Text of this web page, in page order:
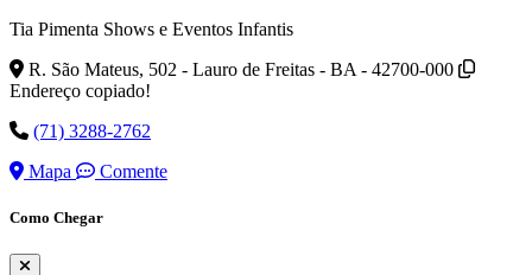
Tia Pimenta Shows e Eventos Infantis
R. São Mateus, 502 - Lauro de Freitas - BA - 42700-000
Endereço copiado!
(71) 3288-2762
Mapa
Comente
Como Chegar